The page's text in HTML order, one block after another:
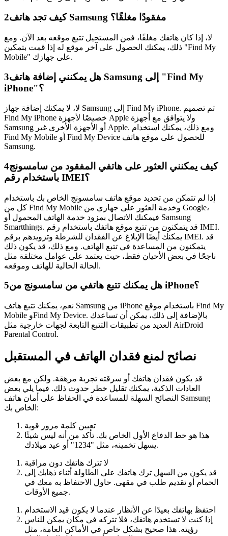
2 كيف تجد هاتف Samsung مفقودًا مغلقًا؟
لا، إذا كان هاتفك مغلقًا، فمن المستحيل تتبع موقعه بعد الآن. ومع
ذلك، يمكنك الحصول على آخر موقع له إذا قمت بتمكين "Find My
Mobile" على جهازك.
3هل يمكنني إضافة هاتف Samsung إلى "Find My
iPhone"؟
لا، لا يمكنك إضافة جهاز Samsung إلى Find My iPhone. تم تصميم
Find My iPhone خصيصًا لأجهزة Apple ولا يتوافق مع أجهزة
Samsung أو الأجهزة الأخرى غير Apple. ومع ذلك، يمكنك استخدام
Find My Mobile أو Find My Device للحصول على موقع هاتف
Samsung.
4كيف يمكنني العثور على هاتفي المفقود من سامسونج
باستخدام رقم IMEI؟
إذا لم تتمكن من تحديد موقع هاتف سامسونج الخاص بك باستخدام
كل من Find My Mobile وخدمة العثور على جهازي من Google،
فيمكنك الاتصال بمزود خدمة الهاتف المحمول أو Samsung
Smartthings. قد يتمكنون من تتبع موقع هاتفك باستخدام رقم IMEI.
يمكنك أيضًا الإبلاغ عن الفقدان للشرطة وتزويدهم برقم IMEI. قد
يتمكنون من المساعدة في تتبع الهاتف. ومع ذلك، قد يكون ذلك
ناجحًا في بعض الأحيان فقط، حيث يعتمد على عوامل مختلفة مثل
الحالة الحالية للهاتف وموقعه.
5 هل يمكنك تتبع هاتفي من سامسونج من iPhone؟
نعم، يمكنك تتبع هاتف Samsung من iPhone باستخدام موقع Find My
Mobile وFind My Device. بالإضافة إلى ذلك، يمكن أن تساعدك
العديد من تطبيقات التتبع التابعة لجهات خارجية مثل AirDroid
Parental Control.
نصائح لمنع فقدان الهاتف في المستقبل
قد يكون فقدان هاتفك أو سرقته تجربة مرهقة. ولكن مع بعض
العادات الذكية، يمكنك تقليل خطر حدوث ذلك. فيما يلي بعض
النصائح السهلة للمساعدة في الحفاظ على أمان هاتف Samsung
الخاص بك:
تعيين كلمة مرور قوية
هذا هو خط الدفاع الأول الخاص بك. تأكد من أنه ليس شيئًا
يسهل تخمينه، مثل "1234" أو عيد ميلادك.
لا تترك هاتفك دون مراقبة
قد يكون من السهل ترك هاتفك على الطاولة أثناء ذهابك إلى
الحمام أو تقديم طلب في مقهى. حاول الاحتفاظ به معك في
جميع الأوقات.
احتفظ بهاتفك بعيدًا عن الأنظار عندما لا يكون قيد الاستخدام
إذا كنت لا تستخدم هاتفك، فلا تتركه في مكان يمكن للناس
رؤيته. هذا صحيح بشكل خاص في الأماكن العامة، مثل